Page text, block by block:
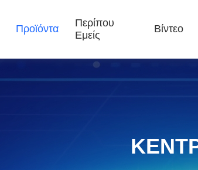
Προϊόντα
Περίπου
Εμείς
Βίντεο